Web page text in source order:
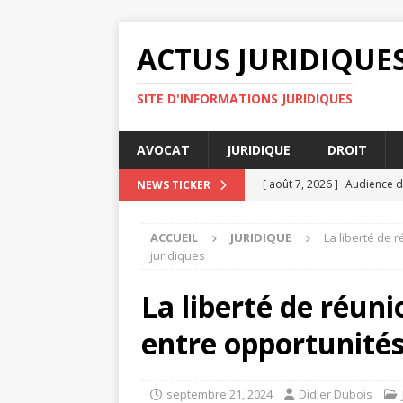
ACTUS
SITE D'INFORMATIONS JURIDIQUES
AVOCAT JURIDIQUE DROIT
NEWS TICKER [ août 7, 2026 ] Audience
[ août 4, 2026 ] La
DROIT
[ août 7, 2026 ] Comment
ACCUEIL JURIDIQUE
La liberté de
juridiques
La liberté de
entre
septembre 21, 2024 Didier Dubois